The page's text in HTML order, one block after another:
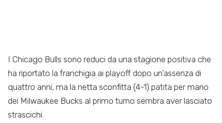
I Chicago Bulls sono reduci da una stagione positiva che
ha riportato la franchigia ai playoff dopo un’assenza di
quattro anni, ma la netta sconfitta (4-1) patita per mano
dei Milwaukee Bucks al primo turno sembra aver lasciato
strascichi.